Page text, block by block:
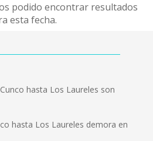
podido encontrar resultados
esta fecha.
hasta Los Laureles son
hasta Los Laureles demora en